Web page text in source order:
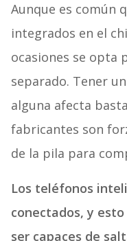
Aunque es común
integrados en el
ocasiones se opta
separado. Tener
alguna afecta
fabricantes son
de la pila para
Los teléfonos
conectados, y
ser capaces de